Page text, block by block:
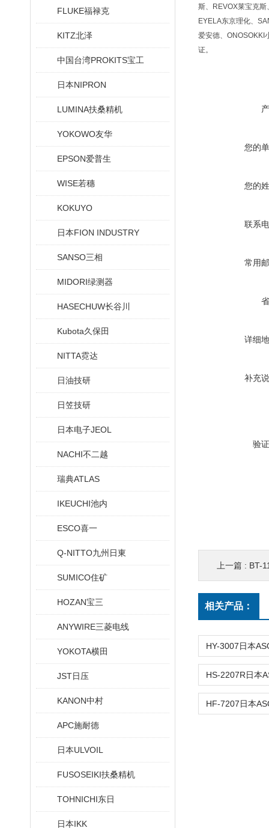
FLUKE福禄克
KITZ北泽
中国台湾PROKITS宝工
日本NIPRON
LUMINA扶桑精机
YOKOWO友华
EPSON爱普生
WISE若穗
KOKUYO
日本FION INDUSTRY
SANSO三相
MIDORI绿测器
HASECHUW长谷川
Kubota久保田
NITTA霓达
日油技研
日笠技研
日本电子JEOL
NACHI不二越
瑞典ATLAS
IKEUCHI池内
ESCO喜一
Q-NITTO九州日東
SUMICO住矿
HOZAN宝三
ANYWIRE三菱电线
YOKOTA横田
JST日压
KANON中村
APC施耐德
日本ULVOIL
FUSOSEIKI扶桑精机
TOHNICHI东日
日本IKK
斯、REVOX莱宝克斯
EYELA东京理化、
爱安德、ONOSOKKI
证。
您的
您的
联系
常用
详细
补充
验
上一篇 : BT-
相关产品：